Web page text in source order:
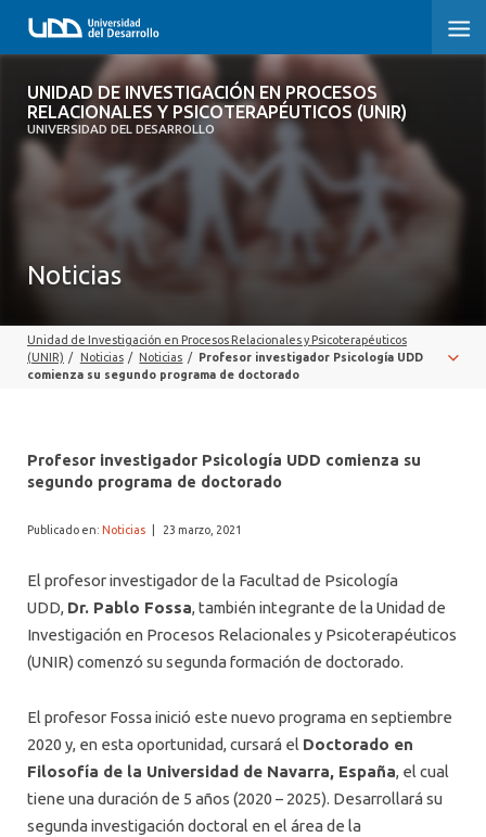
UNIDAD DE INVESTIGACIÓN EN PROCESOS
RELACIONALES Y PSICOTERAPÉUTICOS (UNIR)
UNIVERSIDAD DEL DESARROLLO
UNIDAD DE INVESTIGACIÓN EN
PROCESOS RELACIONALES Y
PSICOTERAPÉUTICOS (UNIR)
EQUIPO
PUBLICACIONES
Noticias
Unidad de Investigación en Procesos Relacionales y Psicoterapéuticos
(UNIR) / Noticias / Noticias /
Profesor investigador Psicología UDD
comienza su segundo programa de doctorado
Profesor investigador Psicología UDD comienza su
segundo programa de doctorado
Publicado en: Noticias 23 marzo, 2021
El profesor investigador de la Facultad de Psicología
UDD, Dr. Pablo Fossa, también integrante de la Unidad de
Investigación en Procesos Relacionales y Psicoterapéuticos
(UNIR) comenzó su segunda formación de doctorado.
El profesor Fossa inició este nuevo programa en septiembre
2020 y, en esta oportunidad, cursará el Doctorado en
Filosofía de la Universidad de Navarra, España, el cual
tiene una duración de 5 años (2020 – 2025). Desarrollará su
segunda investigación doctoral en el área de la